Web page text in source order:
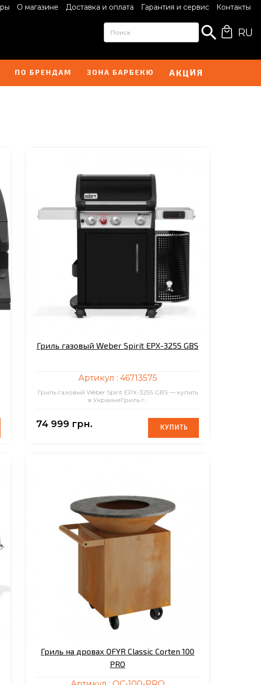
О магазине Доставка и оплата Гарантия и сервис Контакты
RU
ПО БРЕНДАМ ЗОНА БАРБЕКЮ АКЦИЯ
Гриль газовый Weber Spirit EPX-325S GBS
Артикул : 46713575
Гриль газовый Weber Spirit EPX-325S GBS — купить
в УкраинеГриль г..
74 999 грн. КУПИТЬ
КУПИТЬ
Гриль на дровах OFYR Classic Corten 100
PRO